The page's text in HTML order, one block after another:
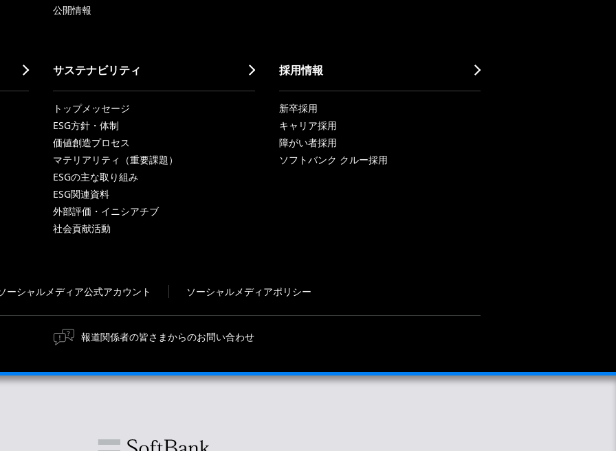
公開情報
サステナビリティ
トップメッセージ
ESG方針・体制
価値創造プロセス
マテリアリティ（重要課題）
ESGの主な取り組み
ESG関連資料
外部評価・イニシアチブ
社会貢献活動
採用情報
新卒採用
キャリア採用
障がい者採用
ソフトバンク クルー採用
ーシャルメディア公式アカウント ソーシャルメディアポリシー
報道関係者の皆さまからのお問い合わせ